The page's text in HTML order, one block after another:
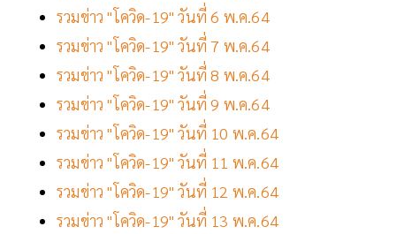
รวมข่าว "โควิด-19" วันที่ 6 พ.ค.64
รวมข่าว "โควิด-19" วันที่ 7 พ.ค.64
รวมข่าว "โควิด-19" วันที่ 8 พ.ค.64
รวมข่าว "โควิด-19" วันที่ 9 พ.ค.64
รวมข่าว "โควิด-19" วันที่ 10 พ.ค.64
รวมข่าว "โควิด-19" วันที่ 11 พ.ค.64
รวมข่าว "โควิด-19" วันที่ 12 พ.ค.64
รวมข่าว "โควิด-19" วันที่ 13 พ.ค.64